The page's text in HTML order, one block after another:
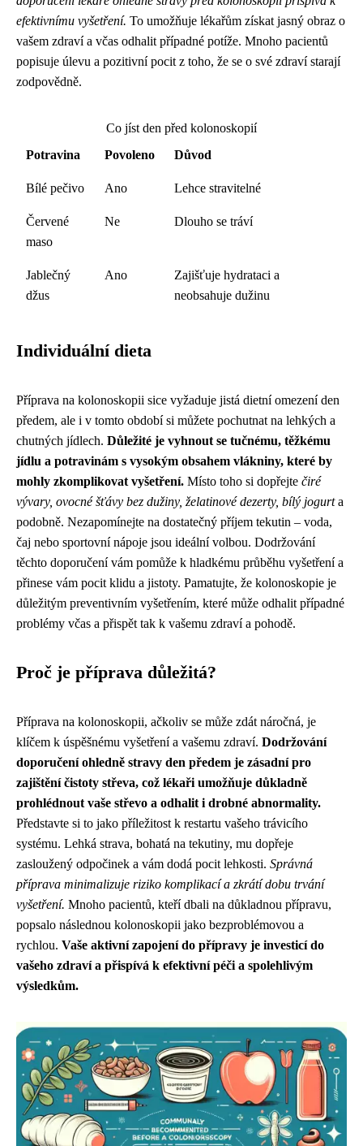
efektivnímu vyšetření. To umožňuje lékařům získat jasný obraz o
vašem zdraví a včas odhalit případné potíže. Mnoho pacientů
popisuje úlevu a pozitivní pocit z toho, že se o své zdraví starají
zodpovědně.
Co jíst den před kolonoskopií
Potravina
Povoleno Důvod
Bílé pečivo Ano Lehce stravitelné
Červené
maso
Ne Dlouho se tráví
Jablečný
džus
Ano
Zajišťuje hydrataci a
neobsahuje dužinu
Individuální dieta
Příprava na kolonoskopii sice vyžaduje jistá dietní omezení den
předem, ale i v tomto období si můžete pochutnat na lehkých a
chutných jídlech. Důležité je vyhnout se tučnému, těžkému
jídlu a potravinám s vysokým obsahem vlákniny, které by
mohly zkomplikovat vyšetření. Místo toho si dopřejte čiré
vývary, ovocné šťávy bez dužiny, želatinové dezerty, bílý jogurta
podobně. Nezapomínejte na dostatečný příjem tekutin – voda,
čaj nebo sportovní nápoje jsou ideální volbou. Dodržování
těchto doporučení vám pomůže k hladkému průběhu vyšetření a
přinese vám pocit klidu a jistoty. Pamatujte, že kolonoskopie je
důležitým preventivním vyšetřením, které může odhalit případné
problémy včas a přispět tak k vašemu zdraví a pohodě.
Proč je příprava důležitá?
Příprava na kolonoskopii, ačkoliv se může zdát náročná, je
klíčem k úspěšnému vyšetření a vašemu zdraví. Dodržování
doporučení ohledně stravy den předem je zásadní pro
zajištění čistoty střeva, což lékaři umožňuje důkladně
prohlédnout vaše střevo a odhalit i drobné abnormality.
Představte si to jako příležitost k restartu vašeho trávicího
systému. Lehká strava, bohatá na tekutiny, mu dopřeje
zasloužený odpočinek a vám dodá pocit lehkosti. Správná
příprava minimalizuje riziko komplikací a zkrátí dobu trvání
vyšetření. Mnoho pacientů, kteří dbali na důkladnou přípravu,
popsalo následnou kolonoskopii jako bezproblémovou a
rychlou. Vaše aktivní zapojení do přípravy je investicí do
vašeho zdraví a přispívá k efektivní péči a spolehlivým
výsledkům.